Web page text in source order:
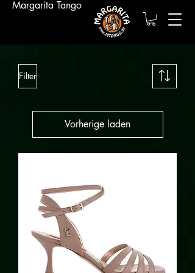
Margarita Tango
Filter
Vorherige laden